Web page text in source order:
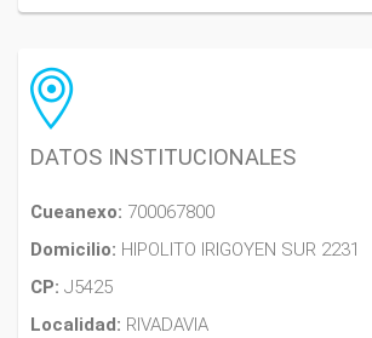
DATOS INSTITUCIONALES
Cueanexo: 700067800
Domicilio: HIPOLITO IRIGOYEN SUR 2231
CP: J5425
Localidad: RIVADAVIA